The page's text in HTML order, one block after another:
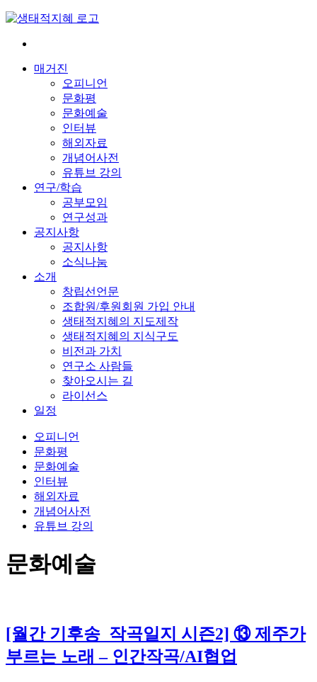
Skip
content
매거진
오피니언
문화평
문화예술
인터뷰
해외자료
개념어사전
유튜브 강의
연구/학습
공부모임
연구성과
공지사항
공지사항
소식나눔
소개
창립선언문
조합원/후원회원 가입 안내
생태적지혜의 지도제작
생태적지혜의 지식구도
비전과 가치
연구소 사람들
찾아오시는 길
라이선스
일정
오피니언
문화평
문화예술
인터뷰
해외자료
개념어사전
유튜브 강의
문화예술
[월간 기후송_작곡일지 시즌2] ⑬ 제주가
부르는 노래 – 인간작곡/AI협업